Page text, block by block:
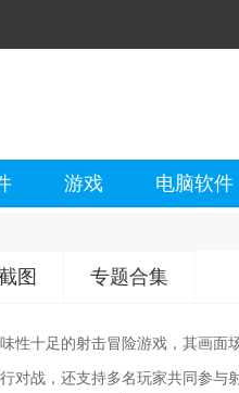
游戏 电脑软件
图 专题合集
味性十足的射击冒险游戏，其画
对战，还支持多名玩家共同参与